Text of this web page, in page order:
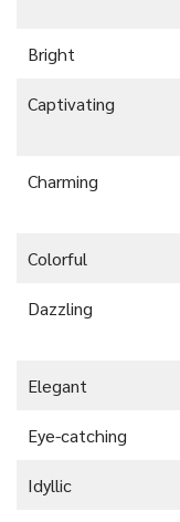
Bright
Captivating
Charming
Colorful
Dazzling
Elegant
Eye-catching
Idyllic